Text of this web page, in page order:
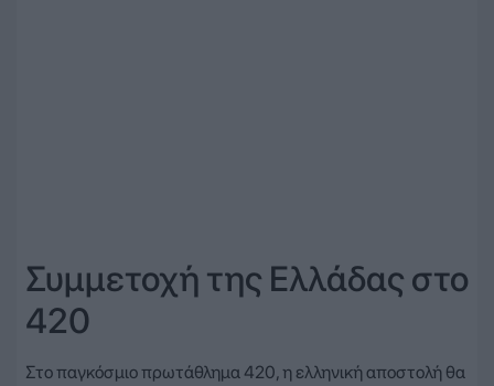
Συμμετοχή της Ελλάδας στο
420
Στο παγκόσμιο πρωτάθλημα 420, η ελληνική αποστολή θα